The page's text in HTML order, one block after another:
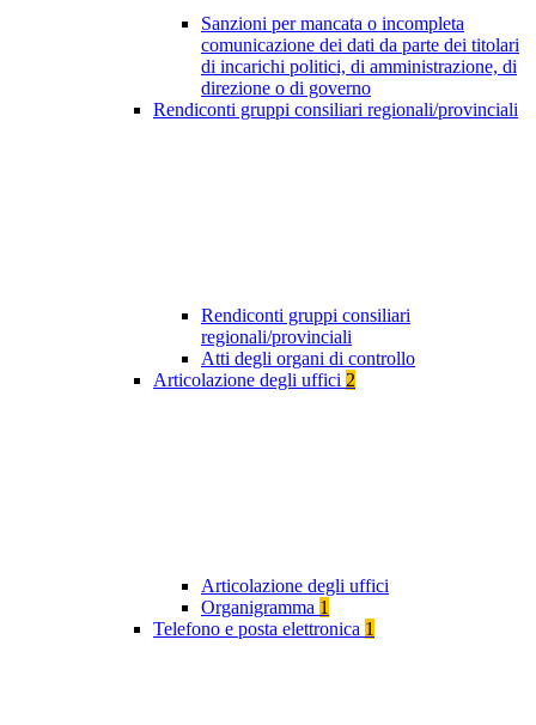
Sanzioni per mancata o incompleta
comunicazione dei dati da parte dei titolari
di incarichi politici, di amministrazione, di
direzione o di governo
Rendiconti gruppi consiliari regionali/provinciali
Rendiconti gruppi consiliari
regionali/provinciali
Atti degli organi di controllo
Articolazione degli uffici 2
Articolazione degli uffici
Organigramma 1
Telefono e posta elettronica 1